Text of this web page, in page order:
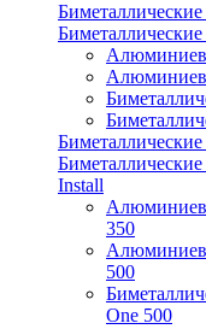
Install
350
500
One 500